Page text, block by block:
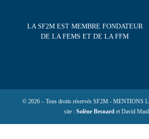
LA SF2M EST MEMBRE FONDATEUR
DE LA FEMS ET DE LA FFM
© 2026 – Tous droits réservés SF2M - MENTIONS
site :Solène Besnard et David